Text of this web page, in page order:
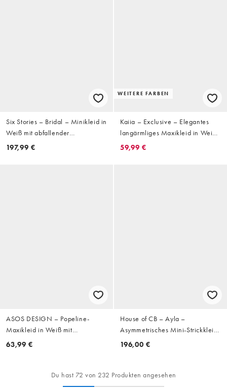
Six Stories – Bridal – Minikleid in
Weiß mit abfallender
Schulterpartie und
197,99 €
WEITERE FARBEN
Kaiia – Exclusive – Elegantes
langärmliges Maxikleid in Weiß
mit Knopfleiste
59,99 €
ASOS DESIGN – Popeline-
Maxikleid in Weiß mit
asymmetrischer Taille und
63,99 €
House of CB – Ayla –
Asymmetrisches Mini-Strickkleid
in Cremeweiß
196,00 €
Du hast 72 von 232 Produkten angesehen